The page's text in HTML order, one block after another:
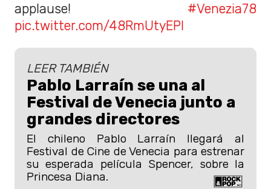
applause! #Venezia78
pic.twitter.com/48RmUtyEPI
LEER TAMBIÉN
Pablo Larraín se una al
Festival de Venecia junto a
grandes directores
El chileno Pablo Larraín llegará al
Festival de Cine de Venecia para estrenar
su esperada película Spencer, sobre la
Princesa Diana.